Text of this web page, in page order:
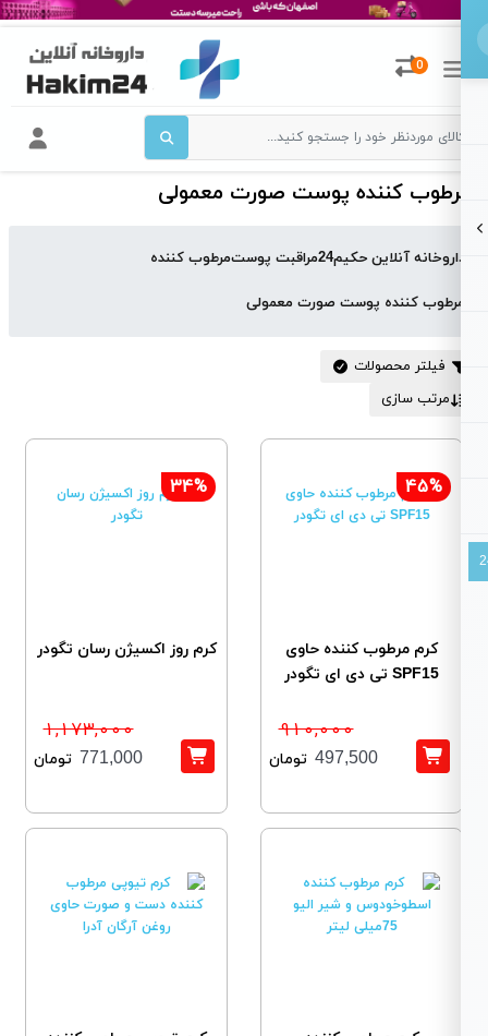
0
کننده پوست صورت معمولی
آنلاین حکیم24 مراقبت پوستمرطوب کننده
کننده پوست صورت معمولی
فیلتر محصولات
مرتب سازی
45%
کرم مرطوب کننده حاوی
SPF15 تی دی ای تگودر
910,000
497,500 تومان
34%
کرم روز اکسیژن رسان تگودر
1,173,000
771,000 تومان